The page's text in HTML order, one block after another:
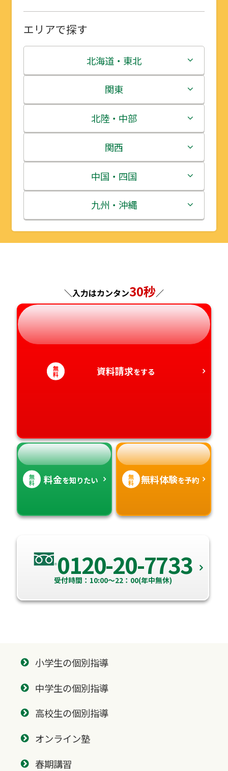
エリアで探す
北海道・東北
北海道
青森県
岩手県
宮城県
秋田県
山形県
関東
茨城県
栃木県
群馬県
埼玉県
千葉県
神奈川県
北陸・中部
新潟県
富山県
石川県
福井県
長野県
岐阜県
静岡県
愛知県
関西
三重県
滋賀県
京都府
兵庫県
奈良県
和歌山県
中国・四国
鳥取県
島根県
広島県
山口県
徳島県
香川県
九州・沖縄
福岡県
長崎県
熊本県
大分県
宮崎県
＼入力はカンタン30秒／
無
料 資料請求をする
無
料 料金を知りたい 無
料 無料体験を予約
0120-20-7733
受付時間：10:00～22：00(年中無休)
小学生の個別指導
中学生の個別指導
高校生の個別指導
オンライン塾
春期講習